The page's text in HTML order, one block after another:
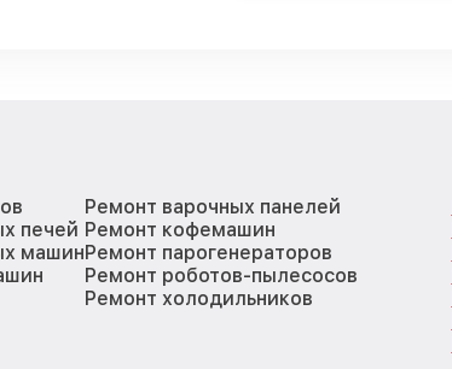
печей
машин
Ремонт варочных панелей
Ремонт кофемашин
Ремонт парогенераторов
Ремонт роботов-пылесосов
Ремонт холодильников